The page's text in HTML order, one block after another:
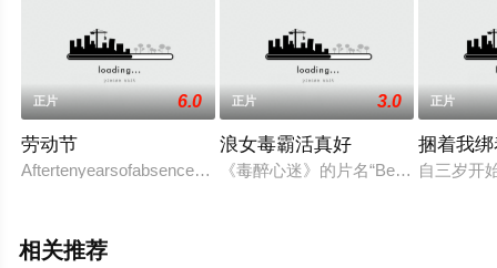
正片 6.0
劳动节
正片 3.0
浪女毒霸活真好
《毒醉心迷》的片名
正片
捆着我
自三岁开
相关推荐